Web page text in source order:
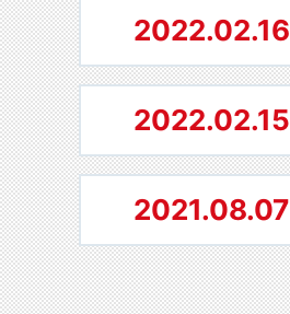
2022.02.16
2022.02.15
2021.08.07